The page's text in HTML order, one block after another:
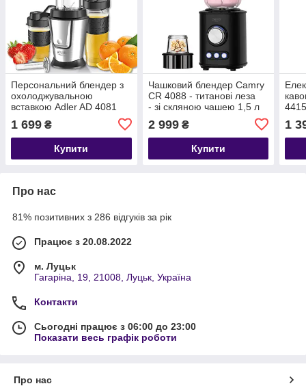
Персональний блендер з
охолоджувальною
вставкою Adler AD 4081
1 699 ₴
Купити
Чашковий блендер Camry
CR 4088 - титанові леза
- зі скляною чашею 1,5 л
2 999₴
Купити
1
Про нас
81% позитивних з 286 відгуків за рік
Працює з 20.08.2022
м. Луцьк
Гагаріна, 19, 21008, Луцьк, Україна
Контакти
Сьогодні працює з 06:00 до 23:00
Показати весь графік роботи
Про нас